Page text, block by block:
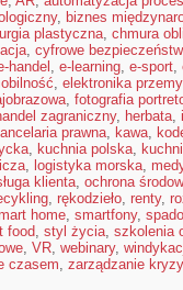
, biznes
plastyczna, chmura
, cyfrowe
handel , e-learning, e-sport,
, elektronika
, fotografia
zagraniczny, herbata,
prawna, kawa,
, kuchnia polska,
, logistyka morska,
klienta, ochrona
, rękodzieło, renty,
home, smartfony,
food, styl życia, szkolenia
, VR, webinary,
czasem, zarządzanie